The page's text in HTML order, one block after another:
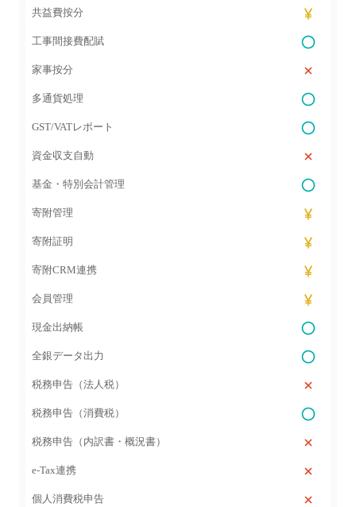
共益費按分
工事間接費配賦
家事按分
多通貨処理
GST/VATレポート
資金収支自動
基金・特別会計管理
寄附管理
寄附証明
寄附CRM連携
会員管理
現金出納帳
全銀データ出力
税務申告（法人税）
税務申告（消費税）
税務申告（内訳書・概況書）
e-Tax連携
個人消費税申告